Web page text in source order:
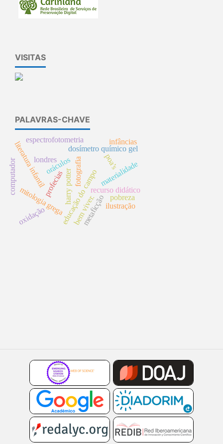
VISITAS
PALAVRAS-CHAVE
educação do camporecurso didático
oráculos
mitologia gregaharry potter
profecias
metaficção
literatura infantil
ilustração
fotografia materialidade
computador
dosímetro químico gel
oxidação
espectrofotometria
poa’s
londres
pobreza
bem viver.
infâncias